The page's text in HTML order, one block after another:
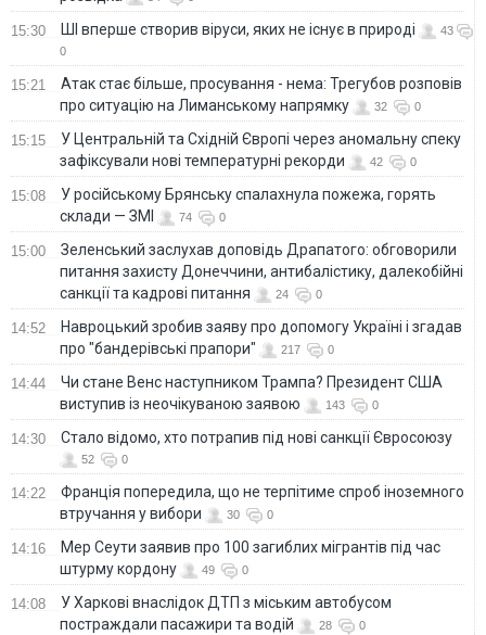
15:30 ШІ вперше створив віруси, яких не існує в природі
43
0
15:21
Атак стає більше, просування - нема: Трегубов розповів
про ситуацію на Лиманському напрямку
32 0
15:15
У Центральній та Східній Європі через аномальну спеку
зафіксували нові температурні рекорди
42 0
15:08
У російському Брянську спалахнула пожежа, горять
склади — ЗМІ
74 0
15:00
Зеленський заслухав доповідь Драпатого: обговорили
питання захисту Донеччини, антибалістику, далекобійні
санкції та кадрові питання
24 0
14:52
Навроцький зробив заяву про допомогу Україні і згадав
про "бандерівські прапори"
217 0
14:44
Чи стане Венс наступником Трампа? Президент США
виступив із неочікуваною заявою
143 0
14:30 Стало відомо, хто потрапив під нові санкції Євросоюзу
52 0
14:22
Франція попередила, що не терпітиме спроб іноземного
втручання у вибори
30 0
14:16
Мер Сеути заявив про 100 загиблих мігрантів під час
штурму кордону
49 0
14:08
У Харкові внаслідок ДТП з міським автобусом
постраждали пасажири та водій
28 0